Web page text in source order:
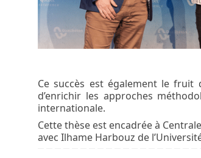
Ce succès est également le fruit
d’enrichir les approches
internationale.
Cette thèse est encadrée à
avec Ilhame Harbouz de